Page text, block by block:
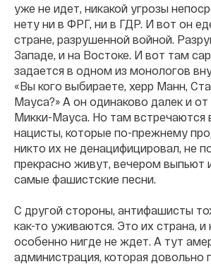
уже не идет, никакой угрозы
нету ни в ФРГ, ни в ГДР. И вот он
стране, разрушенной войной.
Западе, и на Востоке. И вот там
задается в одном из монологов
«Вы кого выбираете, херр Манн,
Мауса?» А он одинаково далек и от
Микки-Мауса. Но там встречаются
нацисты, которые по-прежнему
никто их не денацифицировал, не
прекрасно живут, вечером выпьют
самые фашистские песни.
С другой стороны, антифашисты
как-то уживаются. Это их страна, и
особенно нигде не ждет. А тут
администрация, которая довольно